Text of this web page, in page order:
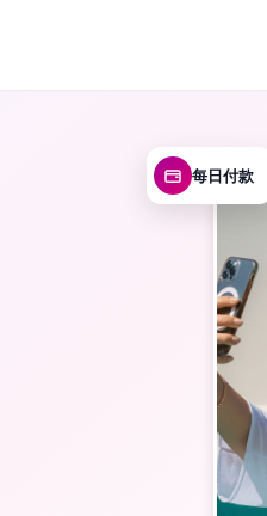
每日付款